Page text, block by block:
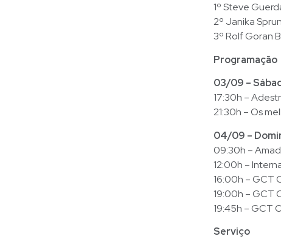
1º Steve
2º Janika
3º Rolf Goran
Programação
03/09 –
17:30h –
21:30h – Os
04/09 –
09:30h –
12:00h –
16:00h – GCT
19:00h – GCT
19:45h – GCT
Serviço